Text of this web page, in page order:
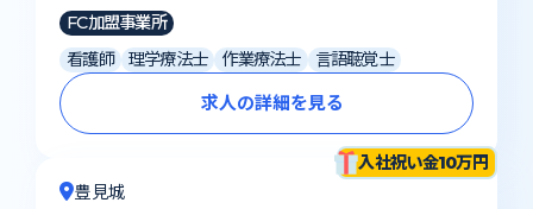
FC加盟事業所
看護師
理学療法士 作業療法士 言語聴覚士
求人の詳細を見る
豊見城
入社祝い金10万円